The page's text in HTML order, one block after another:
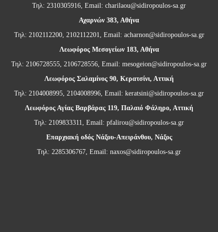
Τηλ: 2310305916, Email: charilaou@sidiropoulos-sa.gr
Αχαρνών 383, Αθήνα
Τηλ: 2102112200, 2102112201, Email: acharnon@sidiropoulos-sa.gr
Λεωφόρος Μεσογείων 183, Αθήνα
Τηλ: 2106728555, 2106728556, Email: mesogeion@sidiropoulos-sa.gr
Λεωφόρος Σαλαμίνος 90, Κερατσίνι, Αττική
Τηλ: 2104008995, 2104008996, Email: keratsini@sidiropoulos-sa.gr
Λεωφόρος Αγίας Βαρβάρας 119, Παλαιό Φάληρο, Αττική
Τηλ: 2109833311, Email: pfalirou@sidiropoulos-sa.gr
Επαρχιακή οδός Νάξου-Απειράνθου, Νάξος
Τηλ: 2285306767, Email: naxos@sidiropoulos-sa.gr